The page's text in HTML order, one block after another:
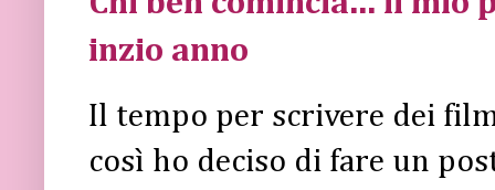
inzio anno
Il tempo per scrivere dei
così ho deciso di fare un